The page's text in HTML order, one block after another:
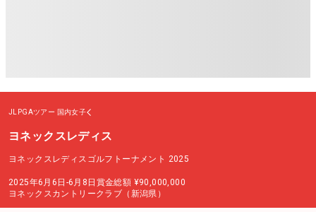
JLPGAツアー 国内女子
ヨネックスレディス
ヨネックスレディスゴルフトーナメント 2025
2025年6月6日-6月8日 賞金総額 ¥90,000,000
ヨネックスカントリークラブ（新潟県）